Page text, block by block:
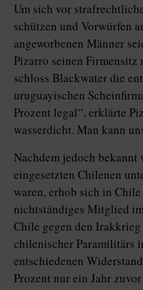
Um sich vor
schützen und Vorwürfen
angeworbenen Männer
Pizarro seinen Firmensitz
schloss Blackwater die
uruguayischen
Prozent legal“, erklärte
wasserdicht. Man kann
Nachdem jedoch
eingesetzten Chilenen
waren, erhob sich in
nichtständiges Mitglied
Chile gegen den Irakkrieg
chilenischer Paramilitärs
entschiedenen
Prozent nur ein Jahr